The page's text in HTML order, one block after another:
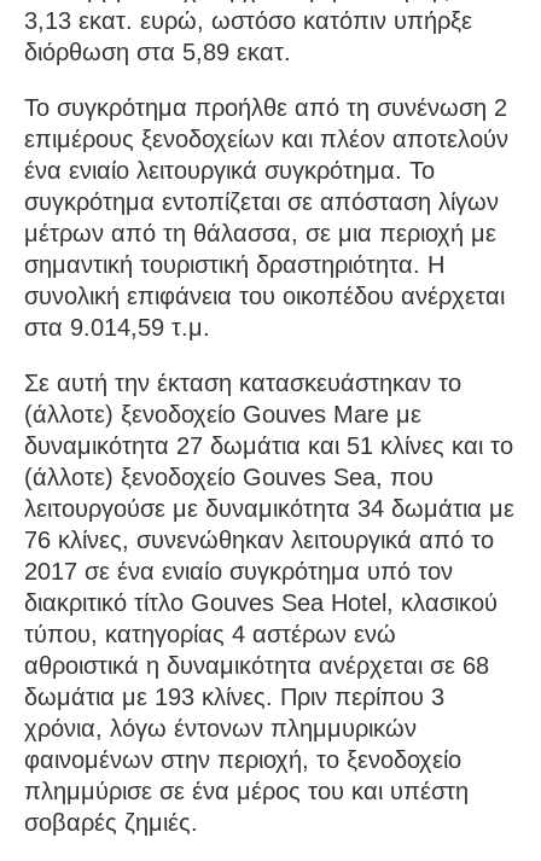
3,13 εκατ. ευρώ, ωστόσο κατόπιν υπήρξε
διόρθωση στα 5,89 εκατ.
Το συγκρότημα προήλθε από τη συνένωση 2
επιμέρους ξενοδοχείων και πλέον αποτελούν
ένα ενιαίο λειτουργικά συγκρότημα. Το
συγκρότημα εντοπίζεται σε απόσταση λίγων
μέτρων από τη θάλασσα, σε μια περιοχή με
σημαντική τουριστική δραστηριότητα. Η
συνολική επιφάνεια του οικοπέδου ανέρχεται
στα 9.014,59 τ.μ.
Σε αυτή την έκταση κατασκευάστηκαν το
(άλλοτε) ξενοδοχείο Gouves Mare με
δυναμικότητα 27 δωμάτια και 51 κλίνες και το
(άλλοτε) ξενοδοχείο Gouves Sea, που
λειτουργούσε με δυναμικότητα 34 δωμάτια με
76 κλίνες, συνενώθηκαν λειτουργικά από το
2017 σε ένα ενιαίο συγκρότημα υπό τον
διακριτικό τίτλο Gouves Sea Hotel, κλασικού
τύπου, κατηγορίας 4 αστέρων ενώ
αθροιστικά η δυναμικότητα ανέρχεται σε 68
δωμάτια με 193 κλίνες. Πριν περίπου 3
χρόνια, λόγω έντονων πλημμυρικών
φαινομένων στην περιοχή, το ξενοδοχείο
πλημμύρισε σε ένα μέρος του και υπέστη
σοβαρές ζημιές.